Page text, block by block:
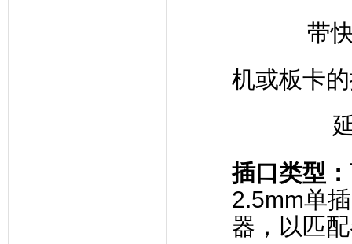
带
机或板卡
延长耳
插口类型 ：
2.5mm单
器，以匹